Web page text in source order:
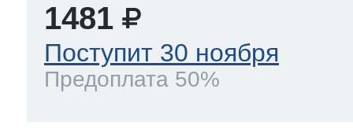
1481
Поступит 30 ноября
Предоплата 50%